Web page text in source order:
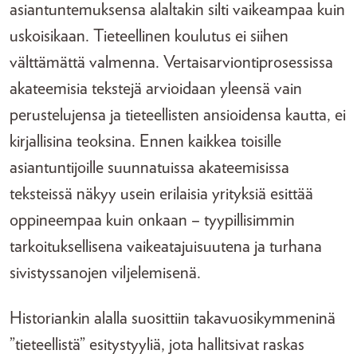
asiantuntemuksensa alaltakin silti vaikeampaa kuin
uskoisikaan. Tieteellinen koulutus ei siihen
välttämättä valmenna. Vertaisarviontiprosessissa
akateemisia tekstejä arvioidaan yleensä vain
perustelujensa ja tieteellisten ansioidensa kautta, ei
kirjallisina teoksina. Ennen kaikkea toisille
asiantuntijoille suunnatuissa akateemisissa
teksteissä näkyy usein erilaisia yrityksiä esittää
oppineempaa kuin onkaan – tyypillisimmin
tarkoituksellisena vaikeatajuisuutena ja turhana
sivistyssanojen viljelemisenä.
Historiankin alalla suosittiin takavuosikymmeninä
”tieteellistä” esitystyyliä, jota hallitsivat raskas